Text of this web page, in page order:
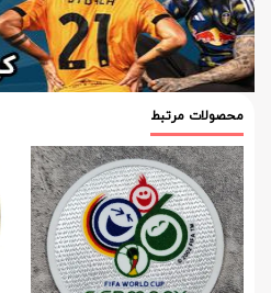
محصولات مرتبط